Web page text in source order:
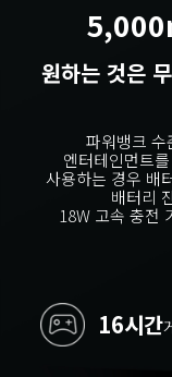
원하는 것은
파워뱅크 수
엔터테인먼트
사용하는 경우 배
배터리
18W 고속 충전
16시간